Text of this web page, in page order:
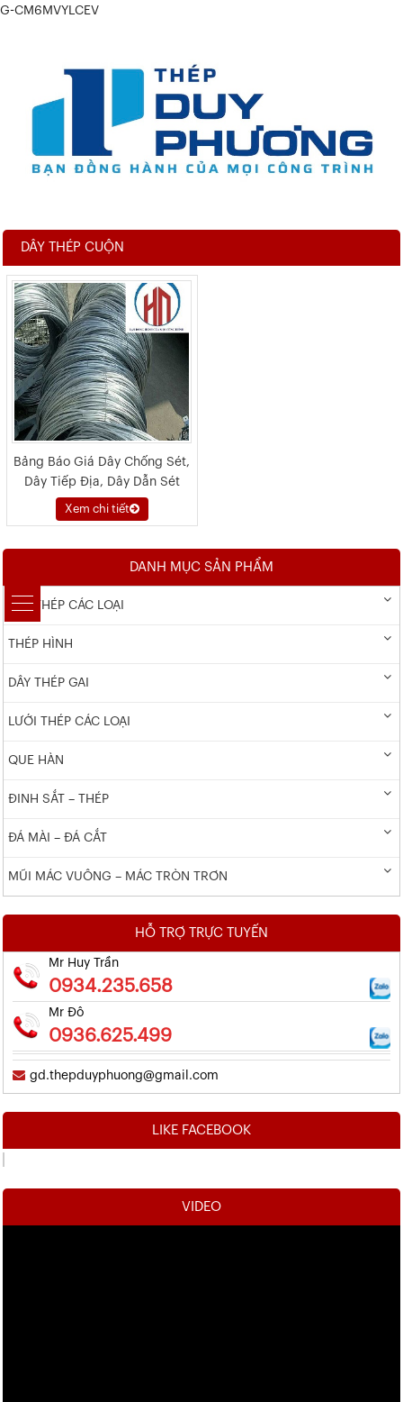
G-CM6MVYLCEV
DÂY THÉP CUỘN
Bảng Báo Giá Dây Chống Sét,
Dây Tiếp Địa, Dây Dẫn Sét
2026
Xem chi tiết
DANH MỤC SẢN PHẨM
DÂY THÉP CÁC LOẠI
THÉP HÌNH
DÂY THÉP GAI
LƯỚI THÉP CÁC LOẠI
QUE HÀN
ĐINH SẮT – THÉP
ĐÁ MÀI – ĐÁ CẮT
MŨI MÁC VUÔNG – MÁC TRÒN TRƠN
HỖ TRỢ TRỰC TUYẾN
Mr Huy Trần
0934.235.658
Mr Đô
0936.625.499
gd.thepduyphuong@gmail.com
LIKE FACEBOOK
VIDEO